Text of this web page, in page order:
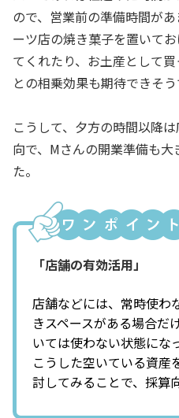
ので、営業前の準備時間が
ーツ店の焼き菓子を置いて
てくれたり、お土産として
との相乗効果も期待できそう
こうして、夕方の時間以降
向で、Mさんの開業準備も
た。
「店舗の有効活用」
店舗などには、常時使わ
きスペースがある場合だ
いては使わない状態にな
こうした空いている資産
討してみることで、採算